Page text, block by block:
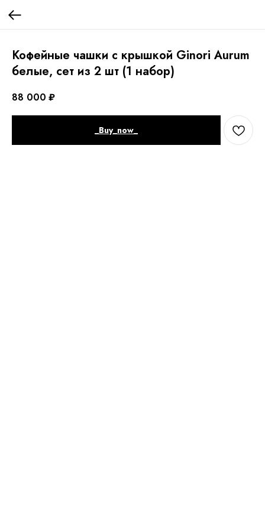
Кофейные чашки с крышкой Ginori Aurum
белые, сет из 2 шт (1 набор)
88 000 ₽
_Buy_now_